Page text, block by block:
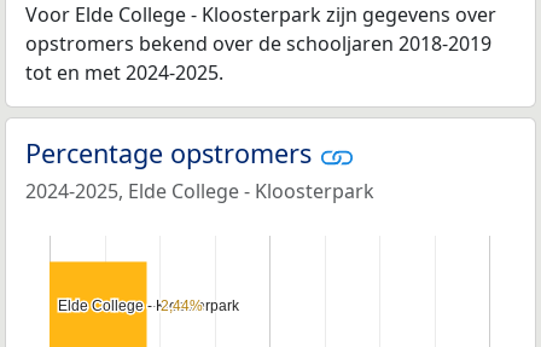
Voor Elde College - Kloosterpark zijn gegevens over
opstromers bekend over de schooljaren 2018-2019
tot en met 2024-2025.
Percentage opstromers
2024-2025, Elde College - Kloosterpark
Elde College - Kloosterpark
Elde College - Kloosterpark
2,44%
2,44%